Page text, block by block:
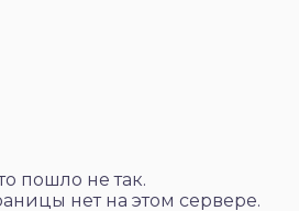
пошло не так.
нет на этом сервере.